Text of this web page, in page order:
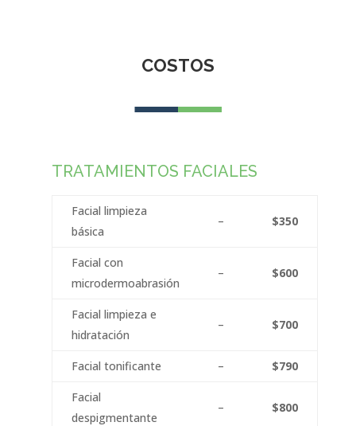
COSTOS
TRATAMIENTOS FACIALES
Facial limpieza
básica
– $350
Facial con
microdermoabrasión
– $600
Facial limpieza e
hidratación
– $700
Facial tonificante – $790
Facial
despigmentante
– $800